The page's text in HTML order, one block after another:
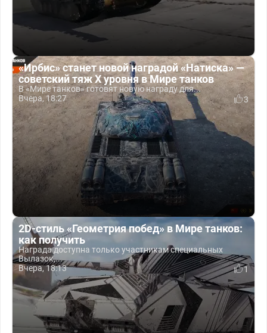
«Ирбис» станет новой наградой «Натиска» —
советский тяж X уровня в Мире танков
В «Мире танков» готовят новую награду для...
Вчера, 18:27
3
2D-стиль «Геометрия побед» в Мире танков:
как получить
Награда доступна только участникам специальных
Вылазок,...
Вчера, 18:13
1